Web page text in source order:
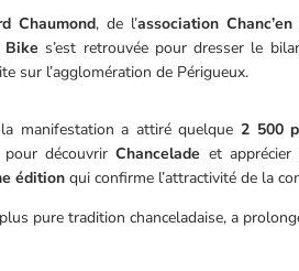
Chaumond, de l’association
Bike s’est retrouvée pour dresser le
sur l’agglomération de Périgueux.
manifestation a attiré quelque 2 500
découvrirChancelade et
édition qui confirme l’attractivité de la
pure tradition chanceladaise, a